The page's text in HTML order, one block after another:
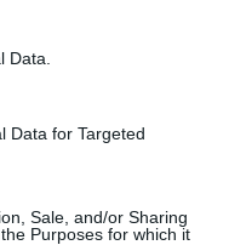
Data.
Data for Targeted
Sale, and/or Sharing
Purposes for which it